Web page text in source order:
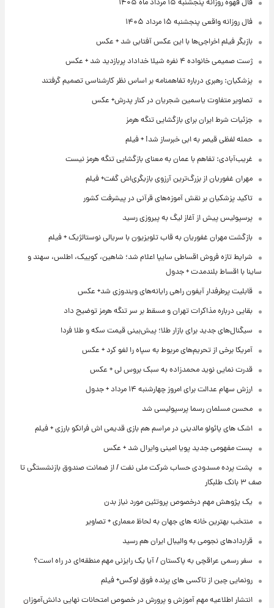
فال قهوه روزانه پنجشنبه ۱۵ مرداد ماه ۱۴۰۵
فال روزانه واقعی پنجشنبه ۱۵ مرداد ۱۴۰۵
بازیگر فیلم اخراجی‌ها با این عکس آفتابی شد + عکس
ژست صمیمی خانواده ۴ نفره شیلا خداداد پربازدید شد + عکس
پزشکیان: رهبری درباره تفاهمنامه بر اساس نظر کارشناسی تصمیم گرفتند
تصاویر متفاوت یاسمین شجریان در کنار پدرش+ عکس
جزئیات شرط ایران برای بازگشایی تنگه هرمز
حمله لفظی قیصر به ابی خبرساز شد! + فیلم
غریب‌آبادی: تفاهم با عمان به معنای بازگشایی تنگه هرمز نیست
مهران غفوریان از بزرگ‌ترین آرزوی بازیگری‌اش گفت+ فیلم
تاکید پزشکیان بر نقش آموزه‌های قرآنی در پیشرفت کشور
پرسپولیس پیش از آغاز لیگ به پیروزی رسید
بازگشت مهران غفوریان به قاب تلویزیون با سریالی نوستالژیک + فیلم
شرایط تازه فروش اقساطی سایپا اعلام شد؛ شاهین، کوییک، اطلس، سهند و
ساینا با اقساط بلندمدت + جدول
قابلیت پرطرفدار آیفون راهی رایانه‌های ویندوزی شد+ عکس
بقایی درباره مذاکرات تهران و مسقط بر سر تنگه هرمز توضیح داد
سیگنال‌های جدید برای بازار طلا؛ پیش‌بینی قیمت سکه و طلا فردا
آمریکا برخی از تحریم‌های مربوط به سپاه را لغو کرد + عکس
قدرت نمایی نوید محمدزاده به سبک بروس لی + عکس
ارزش سهام عدالت برای امروز چهارشنبه ۱۴ مرداد + جدول
محسن مسلمان رسما پرسپولیسی شد
اشک های پائولو مالدینی در مراسم هم بازی قدیمی اش فرانکو بارزی + فیلم
پست مفهومی جدید پویا امینی وایرال شد + عکس
پشت پرده‌ مسدودی حساب شرکت ملی نفت / از ضمانت صندوق بازنشستگی تا
صف ۳ بانک طلبکار
یک پژوهش مهم درخصوص پروتئین مورد نیاز بدن
منتخب بهترین خانه های جهان به لحاظ معماری + تصاویر
قراردادهای نجومی به والیبال ایران هم رسید
سفر رسمی عراقچی به پاکستان / آیا یک رایزنی مهم منطقه‌ای در راه است؟
رونمایی چین از تاکسی های پرنده فوق لوکس+ فیلم
انتشار اطلاعیه مهم آموزش و پرورش در خصوص امتحانات نهایی دانش‌آموزان